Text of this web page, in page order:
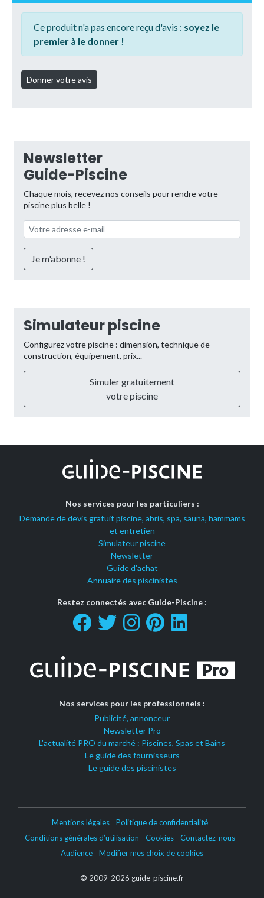
Ce produit n'a pas encore reçu d'avis : soyez le
premier à le donner !
Newsletter
Guide-Piscine
Chaque mois, recevez nos conseils pour rendre votre
piscine plus belle !
Simulateur piscine
Configurez votre piscine : dimension, technique de
construction, équipement, prix...
Simuler gratuitement
votre piscine
Nos services pour les particuliers :
Demande de devis gratuit piscine, abris, spa, sauna, hammams
et entretien
Simulateur piscine
Newsletter
Guide d'achat
Annuaire des piscinistes
Restez connectés avec Guide-Piscine :
Nos services pour les professionnels :
Publicité, annonceur
Newsletter Pro
L'actualité PRO du marché : Piscines, Spas et Bains
Le guide des fournisseurs
Le guide des piscinistes
Mentions légales
Politique de confidentialité
Conditions générales d’utilisation
Cookies
Contactez-nous
Audience
Modifier mes choix de cookies
© 2009-2026 guide-piscine.fr